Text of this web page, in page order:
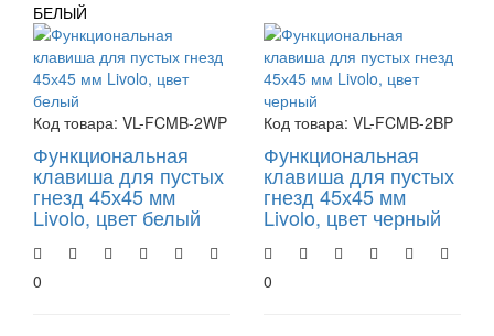
БЕЛЫЙ
Код товара: VL-FCMB-2WP
Функциональная
клавиша для пустых
гнезд 45х45 мм
Livolo, цвет белый
0
Код товара: VL-FCMB-2BP
Функциональная
клавиша для пустых
гнезд 45х45 мм
Livolo, цвет черный
0